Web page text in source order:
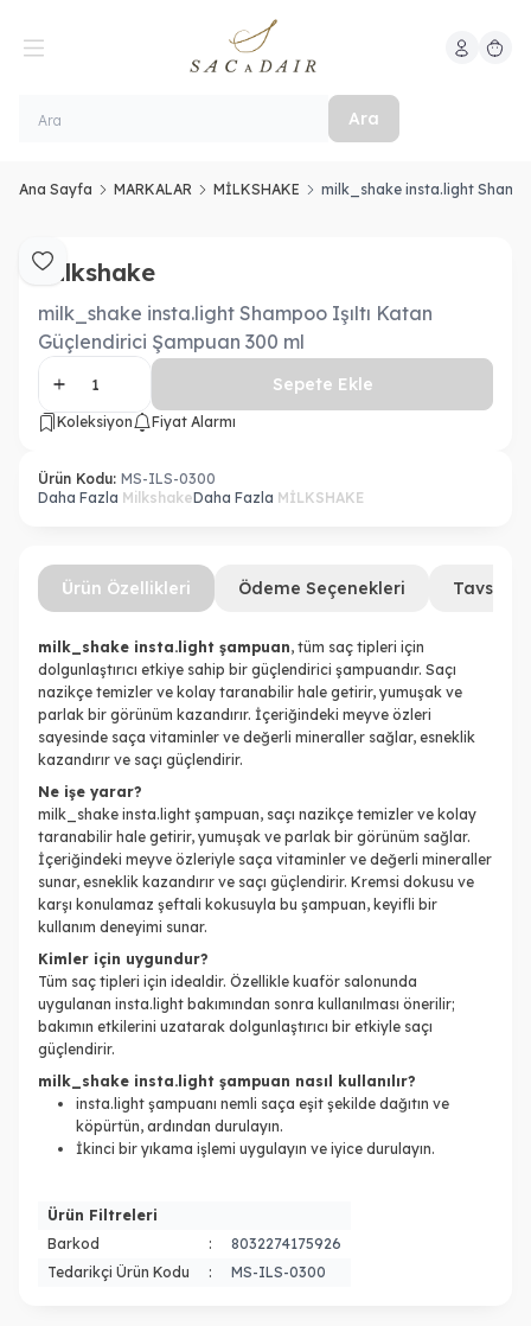
Ara
Hesabım
Ana Sayfa MARKALAR MİLKSHAKE milk_shake insta.light
Favoriye Ekle
Milkshake
milk_shake insta.light Shampoo Işıltı Katan
Güçlendirici Şampuan 300 ml
Sepete Ekle
Koleksiyon Fiyat Alarmı
Ürün Kodu: MS-ILS-0300
Daha Fazla MilkshakeDaha Fazla MİLKSHAKE
Ürün Özellikleri Ödeme Seçenekleri Tavsiye
milk_shake insta.light şampuan, tüm saç tipleri için
dolgunlaştırıcı etkiye sahip bir güçlendirici şampuandır. Saçı
nazikçe temizler ve kolay taranabilir hale getirir, yumuşak ve
parlak bir görünüm kazandırır. İçeriğindeki meyve özleri
sayesinde saça vitaminler ve değerli mineraller sağlar, esneklik
kazandırır ve saçı güçlendirir.
Ne işe yarar?
milk_shake insta.light şampuan, saçı nazikçe temizler ve kolay
taranabilir hale getirir, yumuşak ve parlak bir görünüm sağlar.
İçeriğindeki meyve özleriyle saça vitaminler ve değerli mineraller
sunar, esneklik kazandırır ve saçı güçlendirir. Kremsi dokusu ve
karşı konulamaz şeftali kokusuyla bu şampuan, keyifli bir
kullanım deneyimi sunar.
Kimler için uygundur?
Tüm saç tipleri için idealdir. Özellikle kuaför salonunda
uygulanan insta.light bakımından sonra kullanılması önerilir;
bakımın etkilerini uzatarak dolgunlaştırıcı bir etkiyle saçı
güçlendirir.
milk_shake insta.light şampuan nasıl kullanılır?
insta.light şampuanı nemli saça eşit şekilde dağıtın ve
köpürtün, ardından durulayın.
İkinci bir yıkama işlemi uygulayın ve iyice durulayın.
Ürün Filtreleri
Barkod
:
8032274175926
Tedarikçi Ürün Kodu
: MS-ILS-0300